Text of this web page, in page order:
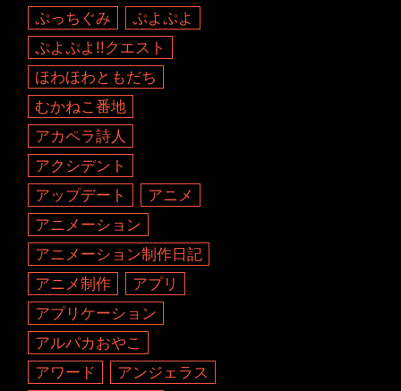
ぷっちぐみ
ぷよぷよ
ぷよぷよ!!クエスト
ほわほわともだち
むかねこ番地
アカペラ詩人
アクシデント
アップデート
アニメ
アニメーション
アニメーション制作日記
アニメ制作
アプリ
アプリケーション
アルパカおやこ
アワード
アンジェラス